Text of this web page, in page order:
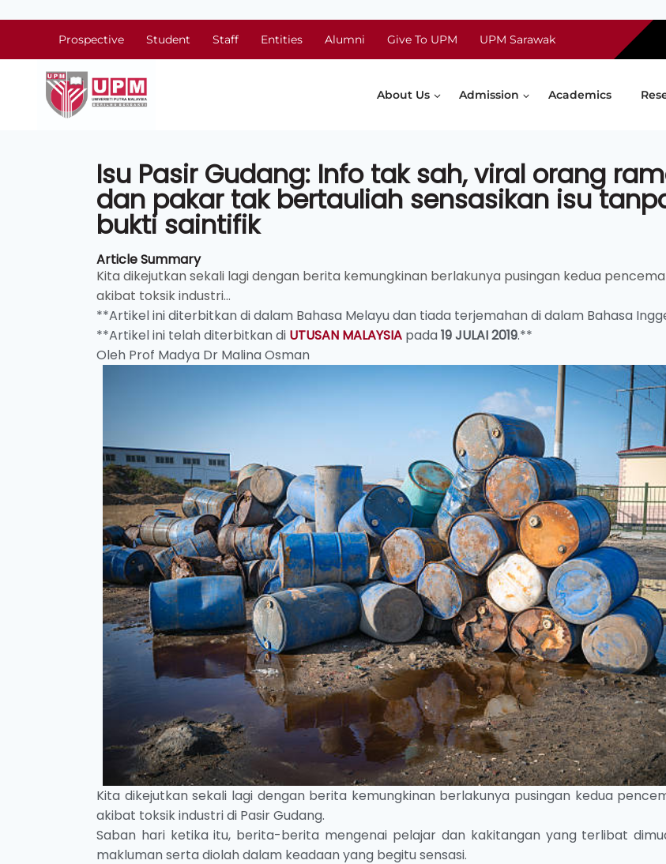
Prospective Student Staff Entities Alumni Give To UPM UPM Sarawak
About Us Admission Academics
Isu Pasir Gudang: Info tak sah, viral orang
dan pakar tak bertauliah sensasikan isu
bukti saintifik
Article Summary
Kita dikejutkan sekali lagi dengan berita kemungkinan berlakunya pusingan kedua
akibat toksik industri...
**Artikel ini diterbitkan di dalam Bahasa Melayu dan tiada terjemahan di dalam Bahasa
**Artikel ini telah diterbitkan di UTUSAN MALAYSIA pada19 JULAI 2019.**
Oleh Prof Madya Dr Malina Osman
Kita dikejutkan sekali lagi dengan berita kemungkinan berlakunya pusingan kedua
akibat toksik industri di Pasir Gudang.
Saban hari ketika itu, berita-berita mengenai pelajar dan kakitangan yang terlibat
makluman serta diolah dalam keadaan yang begitu sensasi.